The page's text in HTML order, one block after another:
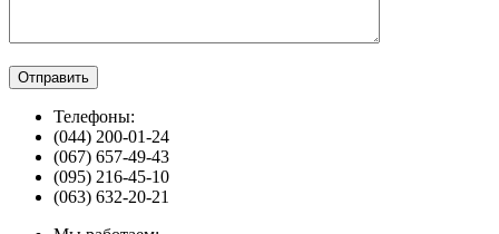
Телефоны:
(044) 200-01-24
(067) 657-49-43
(095) 216-45-10
(063) 632-20-21